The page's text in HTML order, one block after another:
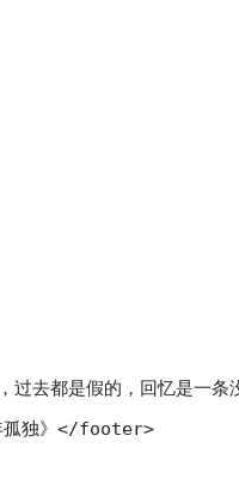
去都是假的，回忆是一条
独》</footer>